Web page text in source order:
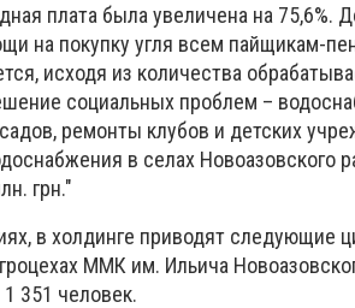
плата была увеличена на 75,6%.
на покупку угля всем пайщикам-
исходя из количества
социальных проблем –
ремонты клубов и детских
в селах Новоазовского
грн."
в холдинге приводят следующие
ММК им. Ильича
351 человек.